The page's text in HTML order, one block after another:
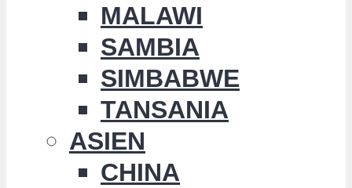
MALAWI
SAMBIA
SIMBABWE
TANSANIA
ASIEN
CHINA